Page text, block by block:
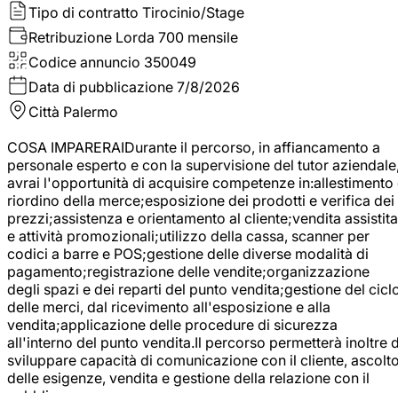
Tipo di contratto Tirocinio/Stage
Retribuzione Lorda 700 mensile
Codice annuncio 350049
Data di pubblicazione 7/8/2026
Città Palermo
COSA IMPARERAIDurante il percorso, in affiancamento a
personale esperto e con la supervisione del tutor
avrai l'opportunità di acquisire competenze in:allestimento
riordino della merce;esposizione dei prodotti e verifica dei
prezzi;assistenza e orientamento al cliente;vendita assistita
e attività promozionali;utilizzo della cassa, scanner per
codici a barre e POS;gestione delle diverse modalità di
pagamento;registrazione delle vendite;organizzazione
degli spazi e dei reparti del punto vendita;gestione del
delle merci, dal ricevimento all'esposizione e alla
vendita;applicazione delle procedure di sicurezza
all'interno del punto vendita.Il percorso permetterà inoltre
sviluppare capacità di comunicazione con il cliente,
delle esigenze, vendita e gestione della relazione con il